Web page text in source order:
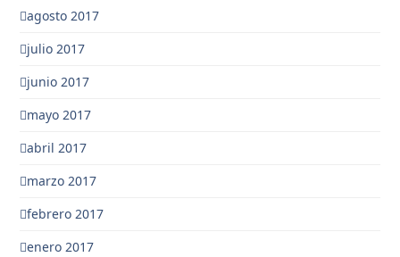
agosto 2017
julio 2017
junio 2017
mayo 2017
abril 2017
marzo 2017
febrero 2017
enero 2017